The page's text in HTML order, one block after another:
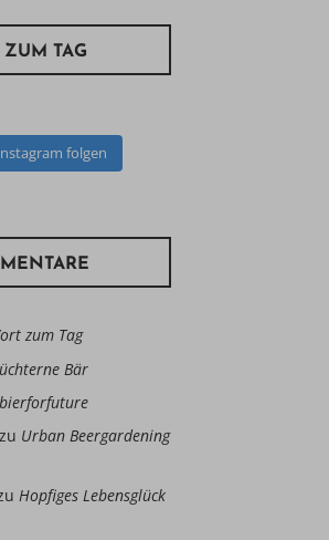
ZUM TAG
folgen
zum Tag
Bär
Urban Beergardening
Hopfiges Lebensglück